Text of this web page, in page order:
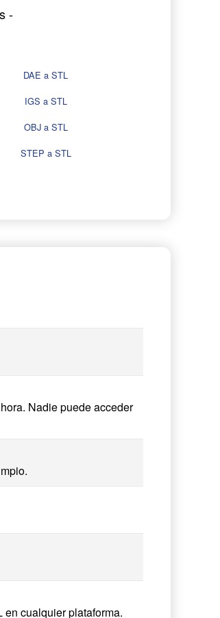
-
DAE a STL
IGS a STL
OBJ a STL
STEP a STL
Nadie puede acceder
en cualquier plataforma.